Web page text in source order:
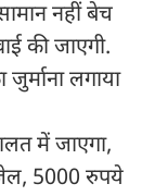
नहीं बेच
की जाएगी.
लगाया
में जाएगा,
5000 रुपये